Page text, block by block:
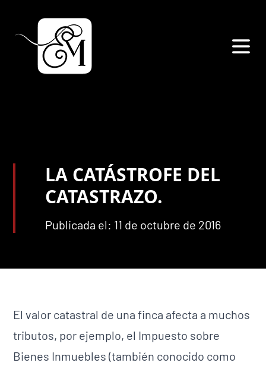
LA CATÁSTROFE DEL
CATASTRAZO.
Publicada el: 11 de octubre de 2016
El valor catastral de una finca afecta a muchos
tributos, por ejemplo, el Impuesto sobre
Bienes Inmuebles (también conocido como